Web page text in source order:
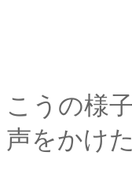
剣心は
こうの様
声をかけた